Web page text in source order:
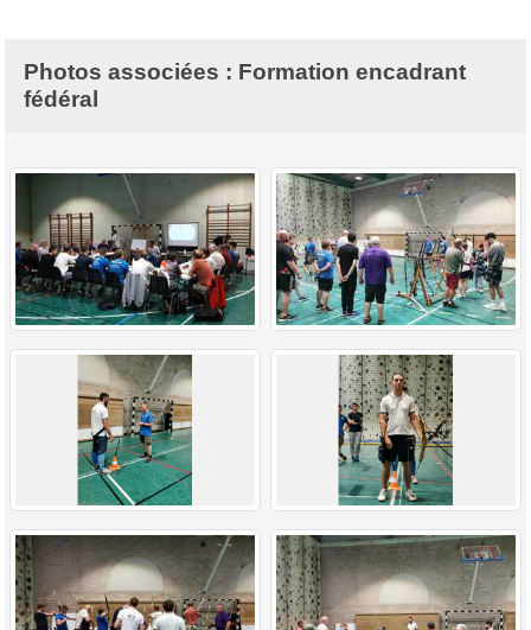
Photos associées : Formation encadrant
fédéral